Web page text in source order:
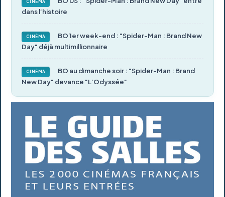
CINÉMA
dans l’histoire
CINÉMA
BO 1er week-end : "Spider-Man : Brand New
Day" déjà multimillionnaire
CINÉMA
BO au dimanche soir : "Spider-Man : Brand
New Day" devance "L’Odyssée"